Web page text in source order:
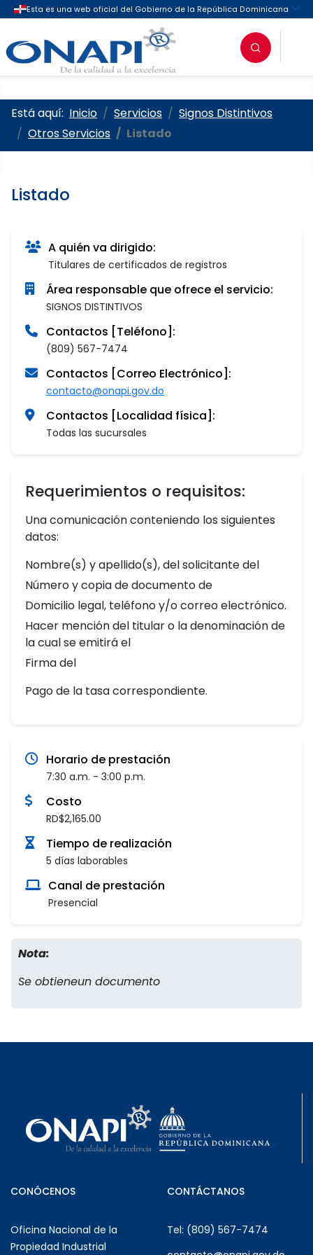
Oficina Nacional de la
Está aquí: Inicio Servicios
Signos Distintivos
Otros Servicios
Listado
Listado
A quién va dirigido:
Titulares de certificados de registros
Área responsable que ofrece el servicio:
SIGNOS DISTINTIVOS
Contactos [Teléfono]:
(809) 567-7474
Contactos [Correo Electrónico]:
contacto@onapi.gov.do
Contactos [Localidad física]:
Todas las sucursales
Requerimientos o requisitos:
Una comunicación conteniendo los siguientes
datos:
Nombre(s) y apellido(s), del solicitante del
Número y copia de documento de
Domicilio legal, teléfono y/o correo electrónico.
Hacer mención del titular o la denominación de
la cual se emitirá el
Firma del
Pago de la tasa correspondiente.
Horario de prestación
7:30 a.m. - 3:00 p.m.
Costo
RD$2,165.00
Tiempo de realización
5 días laborables
Canal de prestación
Presencial
Nota:
Se obtieneun documento
CONÓCENOS
Oficina Nacional de la
Propiedad Industrial
CONTÁCTANOS
Tel: (809) 567-7474